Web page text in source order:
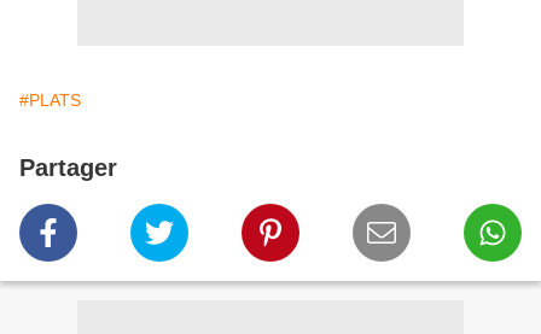
#PLATS
Partager